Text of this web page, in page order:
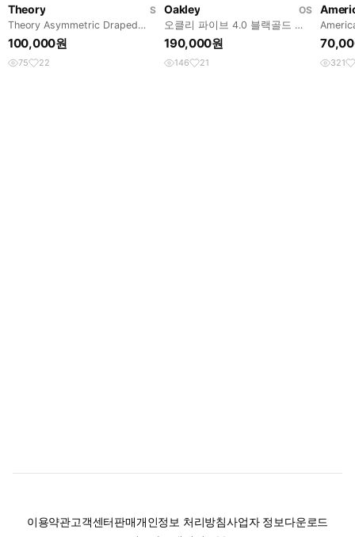
Theory
S
Theory Asymmetric Draped
Long Sleeve Tee
100,000원
75 22
Oakley
OS
오클리 파이브 4.0 블랙골드 새
렌즈
190,000원
146 21
Top
321
이용약관고객센터판매개인정보 처리방침사업자 정보다운로드